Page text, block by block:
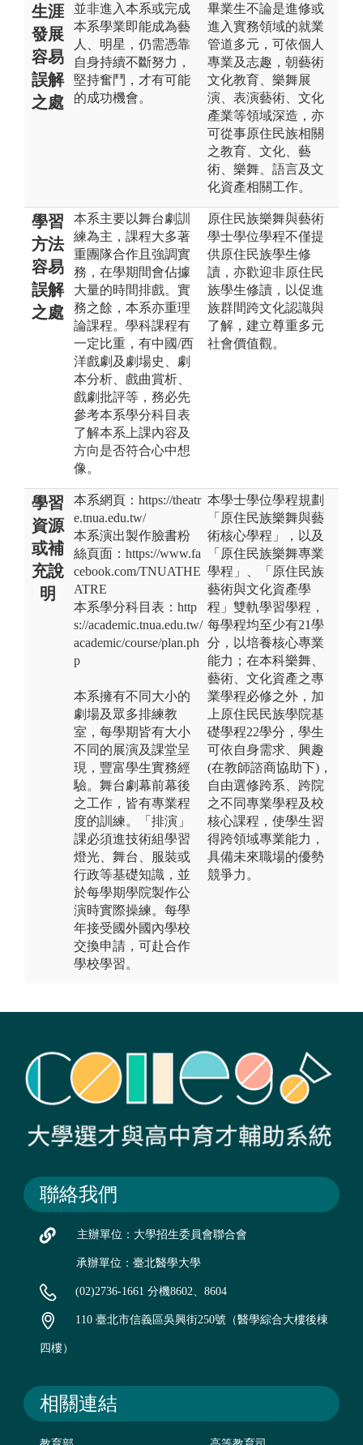
生涯
發展
容易
誤解
之處
並非進入本系或完成
本系學業即能成為藝
人、明星，仍需憑靠
自身持續不斷努力，
堅持奮鬥，才有可能
的成功機會。
畢業生不論是進修或
進入實務領域的就業
管道多元，可依個人
專業及志趣，朝藝術
文化教育、樂舞展
演、表演藝術、文化
產業等領域深造，亦
可從事原住民族相關
之教育、文化、藝
術、樂舞、語言及文
化資產相關工作。
學習
方法
容易
誤解
之處
本系主要以舞台劇訓
練為主，課程大多著
重團隊合作且強調實
務，在學期間會佔據
大量的時間排戲。實
務之餘，本系亦重理
論課程。學科課程有
一定比重，有中國/西
洋戲劇及劇場史、劇
本分析、戲曲賞析、
戲劇批評等，務必先
參考本系學分科目表
了解本系上課內容及
方向是否符合心中想
像。
原住民族樂舞與藝術
學士學位學程不僅提
供原住民族學生修
讀，亦歡迎非原住民
族學生修讀，以促進
族群間跨文化認識與
了解，建立尊重多元
社會價值觀。
學習
資源
或補
充說
明
本系網頁：https://theatr
e.tnua.edu.tw/
本系演出製作臉書粉
絲頁面：https://www.fa
cebook.com/TNUATHE
ATRE
本系學分科目表：http
s://academic.tnua.edu.tw/
academic/course/plan.ph
p
本系擁有不同大小的
劇場及眾多排練教
室，每學期皆有大小
不同的展演及課堂呈
現，豐富學生實務經
驗。舞台劇幕前幕後
之工作，皆有專業程
度的訓練。「排演」
課必須進技術組學習
燈光、舞台、服裝或
行政等基礎知識，並
於每學期學院製作公
演時實際操練。每學
年接受國外國內學校
交換申請，可赴合作
學校學習。
本學士學位學程規劃
「原住民族樂舞與藝
術核心學程」，以及
「原住民族樂舞專業
學程」、「原住民族
藝術與文化資產學
程」雙軌學習學程，
每學程均至少有21學
分，以培養核心專業
能力；在本科樂舞、
藝術、文化資產之專
業學程必修之外，加
上原住民民族學院基
礎學程22學分，學生
可依自身需求、興趣
(在教師諮商協助下)，
自由選修跨系、跨院
之不同專業學程及校
核心課程，使學生習
得跨領域專業能力，
具備未來職場的優勢
競爭力。
聯絡我們
主辦單位：大學招生委員會聯合會
承辦單位：臺北醫學大學
(02)2736-1661 分機8602、8604
110 臺北市信義區吳興街250號（醫學綜合大樓後棟
四樓）
相關連結